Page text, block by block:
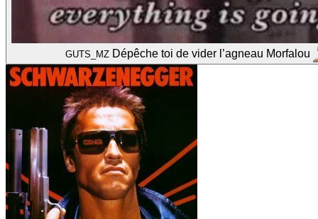
GUTS_MZ Dépêche toi de vider l’agneau Morfalou